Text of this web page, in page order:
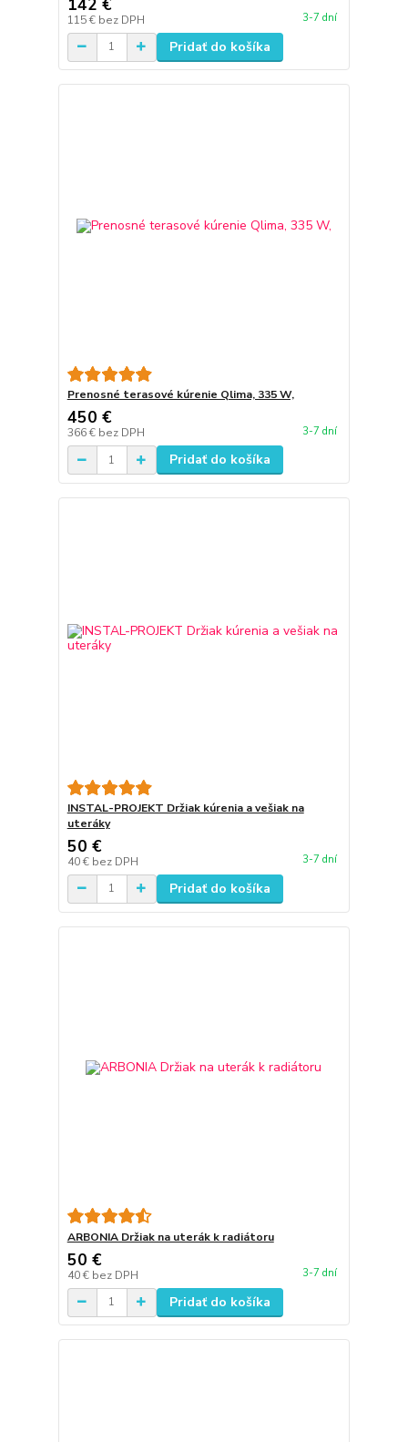
115 € bez DPH 3-7 dní
Pridať do košíka
Prenosné terasové kúrenie Qlima, 335 W,
450 €
366 € bez DPH 3-7 dní
Pridať do košíka
INSTAL-PROJEKT Držiak kúrenia a vešiak na
uteráky
50 €
40 € bez DPH 3-7 dní
Pridať do košíka
ARBONIA Držiak na uterák k radiátoru
50 €
40 € bez DPH 3-7 dní
Pridať do košíka